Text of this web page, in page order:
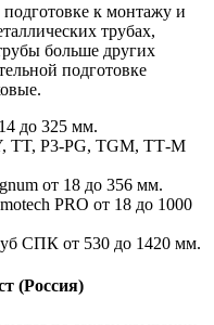
к монтажу и
трубах,
больше других
подготовке
до 325 мм.
TT, P3-PG, TGM, ТТ-М
от 18 до 356 мм.
PRO от 18 до 1000
СПК от 530 до 1420 мм.
(Россия)